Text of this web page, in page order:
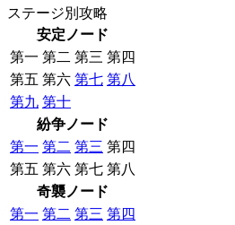
ステージ別攻略
安定ノード
第一 第二 第三 第四
第五 第六 第七 第八
第九 第十
紛争ノード
第一 第二 第三 第四
第五 第六 第七 第八
奇襲ノード
第一 第二 第三 第四